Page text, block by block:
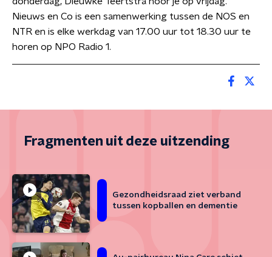
Nieuws en Co is een samenwerking tussen de NOS en
NTR en is elke werkdag van 17.00 uur tot 18.30 uur te
horen op NPO Radio 1.
Fragmenten uit deze uitzending
Gezondheidsraad ziet verband
tussen kopballen en dementie